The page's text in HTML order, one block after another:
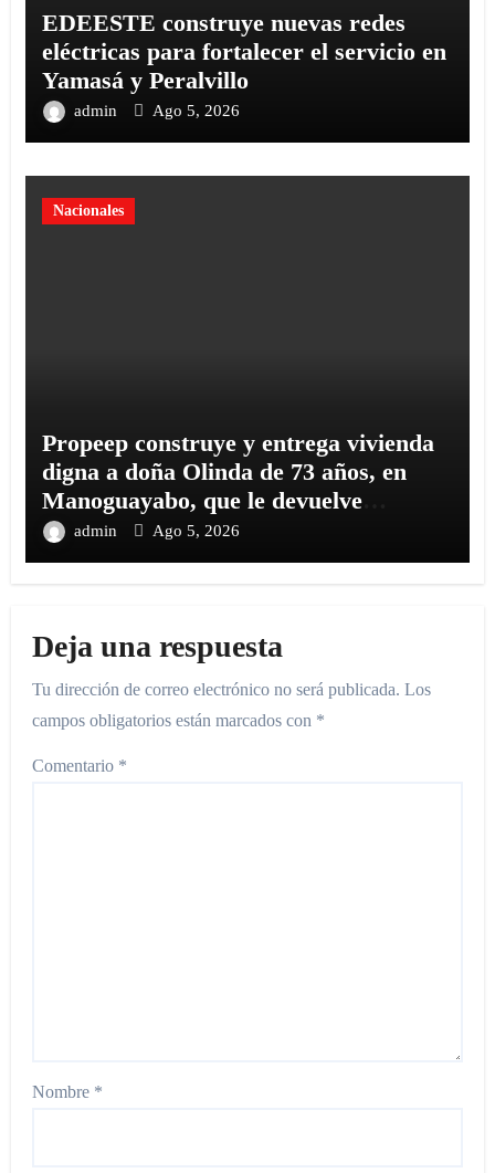
EDEESTE construye nuevas redes
eléctricas para fortalecer el servicio en
Yamasá y Peralvillo
admin Ago 5, 2026
Nacionales
Propeep construye y entrega vivienda
digna a doña Olinda de 73 años, en
Manoguayabo, que le devuelve
tranquilidad y esperanza a toda su
familia
admin Ago 5, 2026
Deja una respuesta
Tu dirección de correo electrónico no será publicada. Los
campos obligatorios están marcados con *
Comentario *
Nombre *